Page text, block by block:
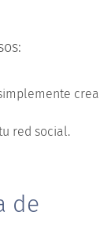
crea
red social.
de